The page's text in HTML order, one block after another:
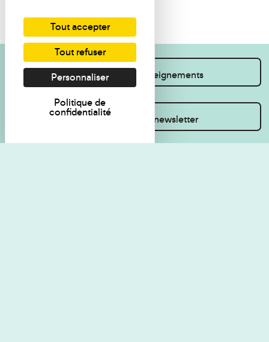
Je souhaite des renseignements
Inscrivez-vous à la newsletter
Tout accepter
Tout refuser
Personnaliser
Politique de
confidentialité